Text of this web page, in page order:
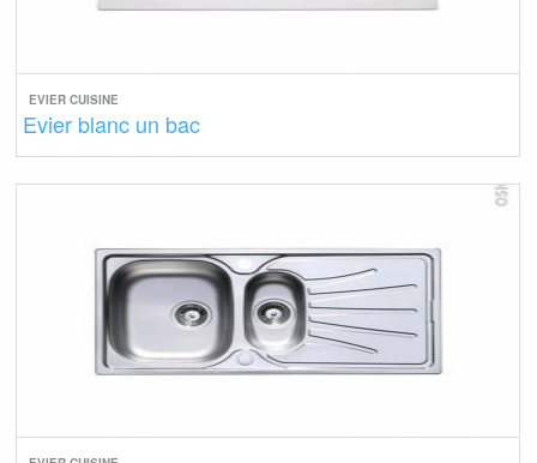
EVIER CUISINE
Evier blanc un bac